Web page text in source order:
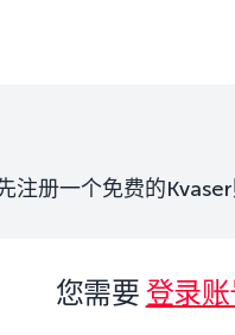
册一个免费的Kvaser
您需要 登录